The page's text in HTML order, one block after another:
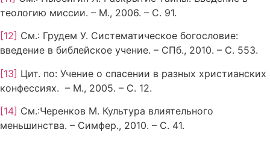
теологию миссии. – М., 2006. – С. 91.
[12] См.: Грудем У. Систематическое богословие:
введение в библейское учение. – СПб., 2010. – С. 553.
[13] Цит. по: Учение о спасении в разных христианских
конфессиях. – М., 2005. – С. 12.
[14] См.:Черенков М. Культура влиятельного
меньшинства. – Симфер., 2010. – С. 41.